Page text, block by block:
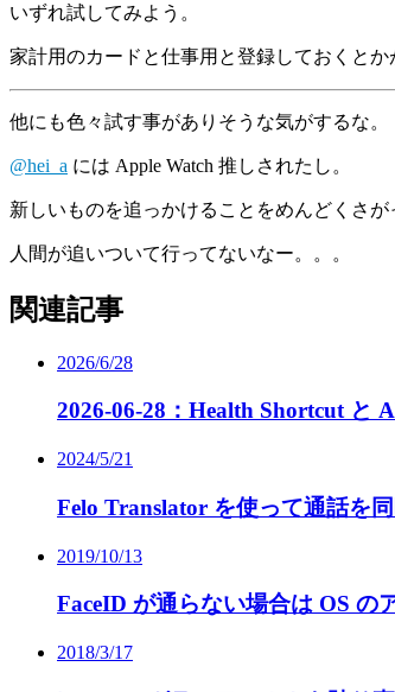
いずれ試してみよう。
家計用のカードと仕事用と登録しておくとか
他にも色々試す事がありそうな気がするな。
@hei_a には Apple Watch 推しされたし。
新しいものを追っかけることをめんどくさ
人間が追いついて行ってないなー。。。
関連記事
2026/6/28
2026-06-28：Health Shortcut と
2024/5/21
Felo Translator を使って通話を
2019/10/13
FaceID が通らない場合は OS の
2018/3/17